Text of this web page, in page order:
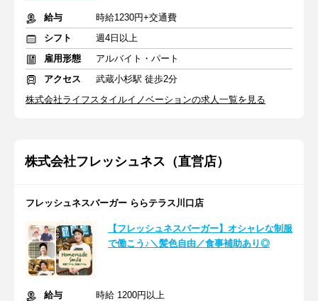
給与
時給1230円+交通費
シフト
週4日以上
雇用形態
アルバイト・パート
アクセス
武蔵小杉駅 徒歩2分
株式会社ライフスタイルイノベーションの求人一覧を見る
株式会社フレッシュネス（直営店）
フレッシュネスバーガー ららテラス川口店
【フレッシュネスバーガー】オシャレな制服
で働こう♪＼髪色自由／食事補助あり◎
給与
時給 1200円以上